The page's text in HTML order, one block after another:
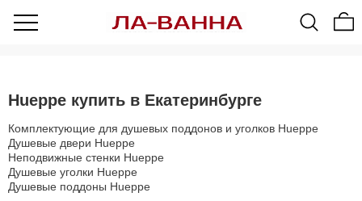
Hueppe купить в Екатеринбурге
Комплектующие для душевых поддонов и уголков Hueppe
Душевые двери Hueppe
Неподвижные стенки Hueppe
Душевые уголки Hueppe
Душевые поддоны Hueppe